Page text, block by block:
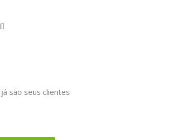
são seus clientes